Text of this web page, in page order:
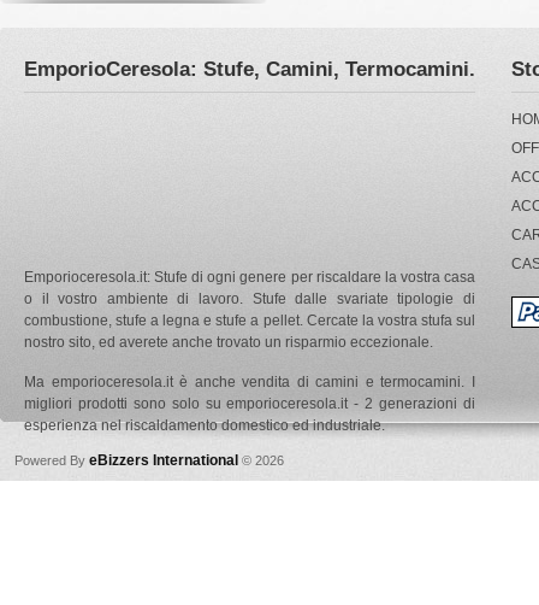
EmporioCeresola: Stufe, Camini, Termocamini.
Emporioceresola.it: Stufe di ogni genere per riscaldare la vostra casa
o il vostro ambiente di lavoro. Stufe dalle svariate tipologie di
combustione, stufe a legna e stufe a pellet. Cercate la vostra stufa sul
nostro sito, ed averete anche trovato un risparmio eccezionale.
Ma emporioceresola.it è anche vendita di camini e termocamini. I
migliori prodotti sono solo su emporioceresola.it - 2 generazioni di
esperienza nel riscaldamento domestico ed industriale.
Powered By eBizzers International © 2026